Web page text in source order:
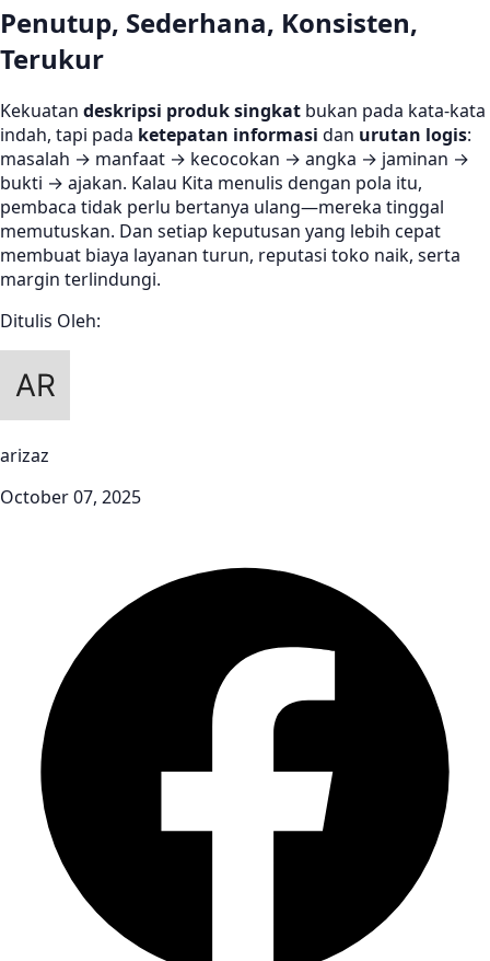
Penutup, Sederhana, Konsisten,
Terukur
Kekuatan deskripsi produk singkat bukan pada kata-kata
indah, tapi pada ketepatan informasi dan urutan logis:
masalah → manfaat → kecocokan → angka → jaminan →
bukti → ajakan. Kalau Kita menulis dengan pola itu,
pembaca tidak perlu bertanya ulang—mereka tinggal
memutuskan. Dan setiap keputusan yang lebih cepat
membuat biaya layanan turun, reputasi toko naik, serta
margin terlindungi.
Ditulis Oleh:
arizaz
October 07, 2025